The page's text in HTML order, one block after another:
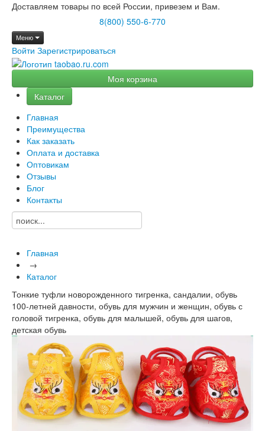
Доставляем товары по всей России, привезем и Вам.
8(800) 550-6-770
Меню
Войти Зарегистрироваться
Моя корзина
Каталог
Главная
Преимущества
Как заказать
Оплата и доставка
Оптовикам
Отзывы
Блог
Контакты
Главная
→
Каталог
Тонкие туфли новорожденного тигренка, сандалии, обувь
100-летней давности, обувь для мужчин и женщин, обувь с
головой тигренка, обувь для малышей, обувь для шагов,
детская обувь